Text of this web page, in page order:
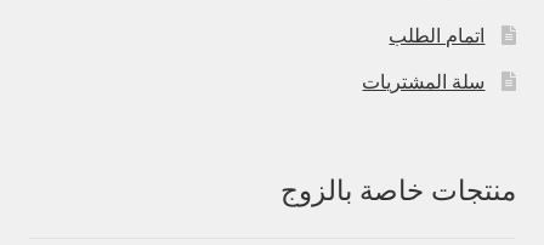
اتمام الطلب
سلة المشتريات
منتجات خاصة بالزوج